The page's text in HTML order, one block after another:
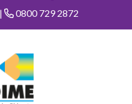
0800 729 2872